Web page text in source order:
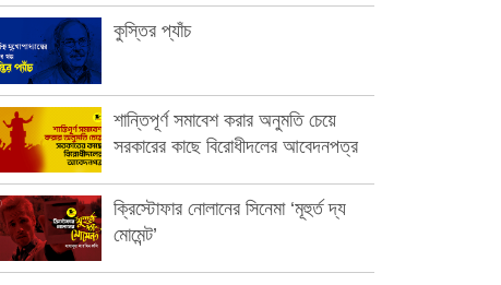
কুস্তির প্যাঁচ
শান্তিপূর্ণ সমাবেশ করার অনুমতি চেয়ে
সরকারের কাছে বিরোধীদলের আবেদনপত্র
ক্রিস্টোফার নোলানের সিনেমা ‘মূহুর্ত দ্য
মোমেন্ট’